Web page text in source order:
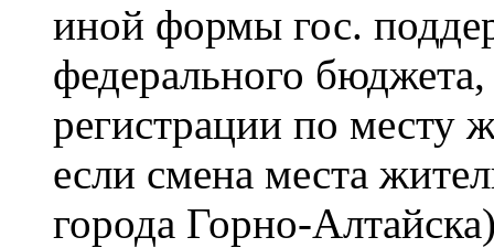
иной формы гос.
федерального
регистрации по месту
если смена места
города Горно-